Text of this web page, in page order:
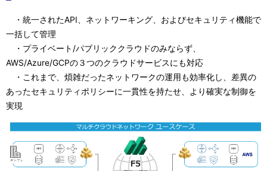
・統一されたAPI、ネットワーキング、およびセキュリティ機能で
一括して管理
・プライベート/パブリッククラウドのみならず、
AWS/Azure/GCPの３つのクラウドサービスにも対応
・これまで、煩雑だったネットワークの運用も効率化し、差異の
あったセキュリティポリシーに一貫性を持たせ、より確実な制御を
実現